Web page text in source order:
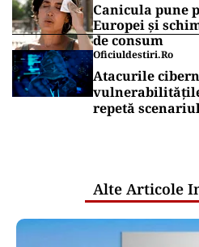
Canicula pune
Europei și
de consum
Oficiuldestiri.ro
Atacurile
repetă
Alte Articole